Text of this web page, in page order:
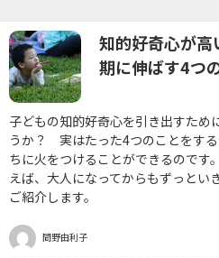
知的好奇心が高
期に伸ばす4つ
子どもの知的好奇心を引き出すため
うか？ 実はたった4つのことをす
ちに火をつけることができるのです
えば、大人になってからもずっとい
ご紹介します。
間野由利子